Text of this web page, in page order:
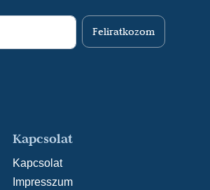
Feliratkozom
Kapcsolat
Kapcsolat
Impresszum